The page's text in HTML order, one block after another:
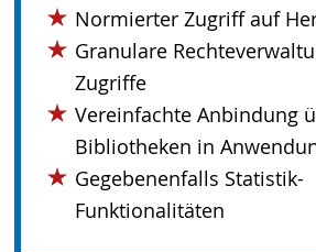
Normierter Zugriff auf
Granulare
Zugriffe
Vereinfachte Anbindung
Bibliotheken in
Gegebenenfalls Statistik-
Funktionalitäten